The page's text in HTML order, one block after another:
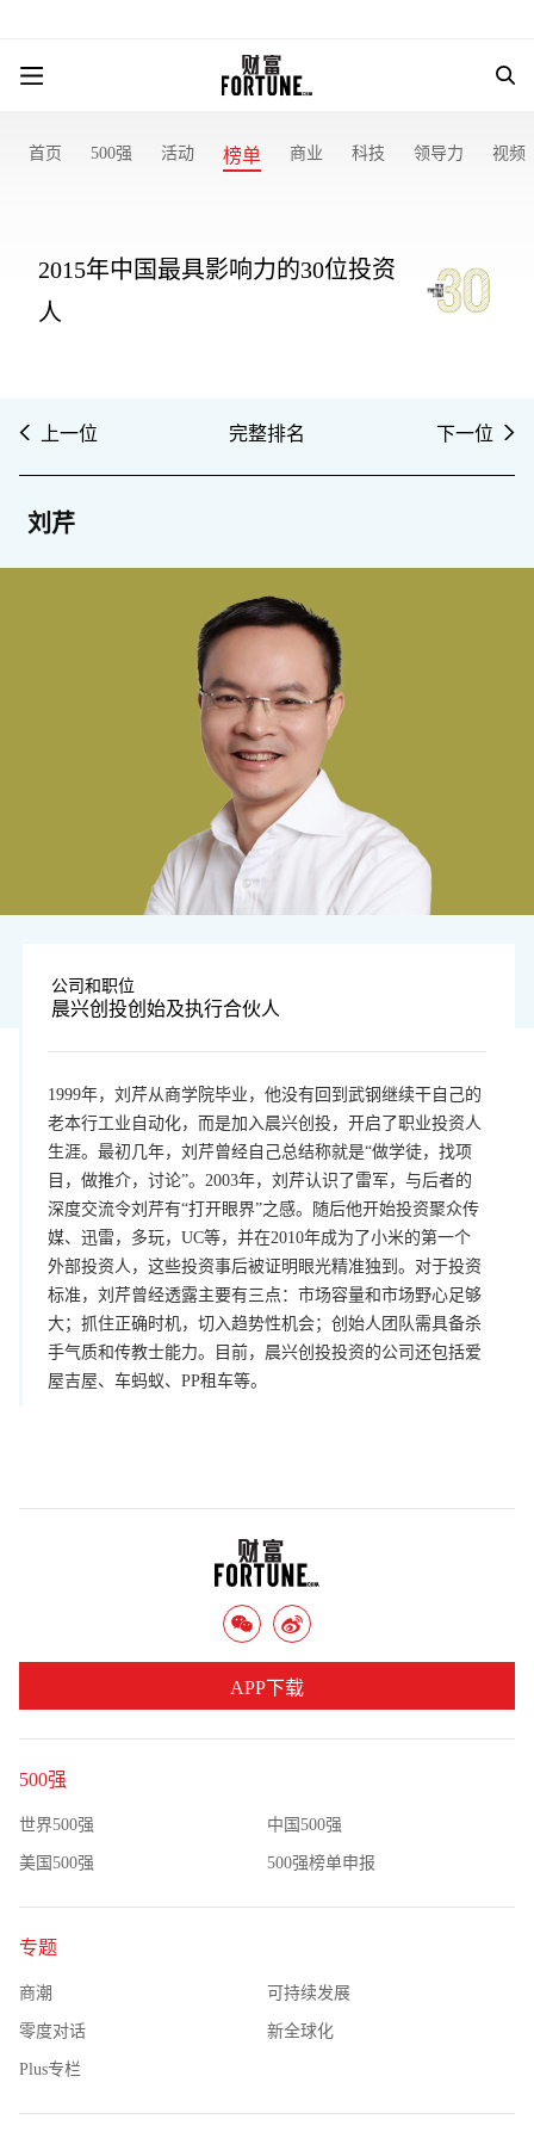
首页 500强 活动 榜单 商业 科技 领导力 视频
2015年中国最具影响力的30位投资
人
上一位 完整排名 下一位
刘芹
公司和职位
晨兴创投创始及执行合伙人
1999年，刘芹从商学院毕业，他没有回到武钢继续干自己的
老本行工业自动化，而是加入晨兴创投，开启了职业投资人
生涯。最初几年，刘芹曾经自己总结称就是“做学徒，找项
目，做推介，讨论”。2003年，刘芹认识了雷军，与后者的
深度交流令刘芹有“打开眼界”之感。随后他开始投资聚众传
媒、迅雷，多玩，UC等，并在2010年成为了小米的第一个
外部投资人，这些投资事后被证明眼光精准独到。对于投资
标准，刘芹曾经透露主要有三点：市场容量和市场野心足够
大；抓住正确时机，切入趋势性机会；创始人团队需具备杀
手气质和传教士能力。目前，晨兴创投投资的公司还包括爱
屋吉屋、车蚂蚁、PP租车等。
500强
世界500强 中国500强
美国500强 500强榜单申报
专题
商潮 可持续发展
零度对话 新全球化
Plus专栏
APP下载